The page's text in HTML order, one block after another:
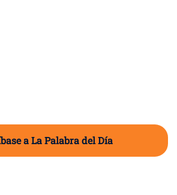
a La Palabra del Día